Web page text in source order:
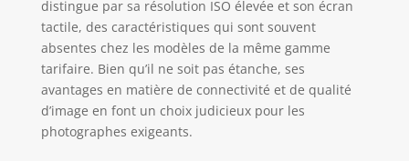
distingue par sa résolution ISO élevée et son écran
tactile, des caractéristiques qui sont souvent
absentes chez les modèles de la même gamme
tarifaire. Bien qu’il ne soit pas étanche, ses
avantages en matière de connectivité et de qualité
d’image en font un choix judicieux pour les
photographes exigeants.